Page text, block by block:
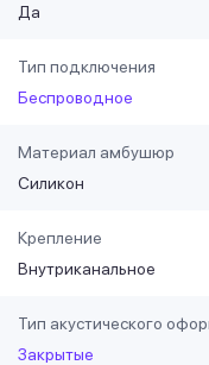
Да
Тип подключения
Беспроводное
Материал амбушюр
Силикон
Крепление
Внутриканальное
Тип акустического
Закрытые